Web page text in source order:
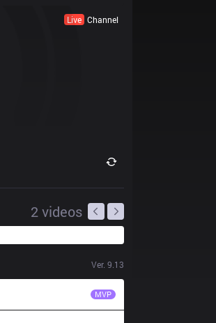
Live Channel
2 videos
Ver. 9.13
MVP